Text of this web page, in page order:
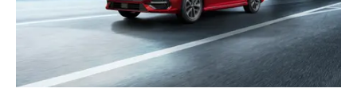
Страхование
Кредитный калькулятор
Аксессуары
Руководства по эксплуатации
Клиентская поддержка
O&J Автоклуб
Обратная связь